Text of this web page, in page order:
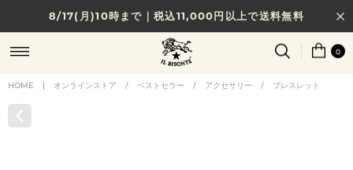
8/17(月)10時まで｜税込11,000円以上で送料無料
贈る相手やシーンから選べる、新しいギフトガイド
NEW IN｜COLOR LEATHER
0
HOME | オンラインストア / ベストセラー / アクセサリー / ブレスレット